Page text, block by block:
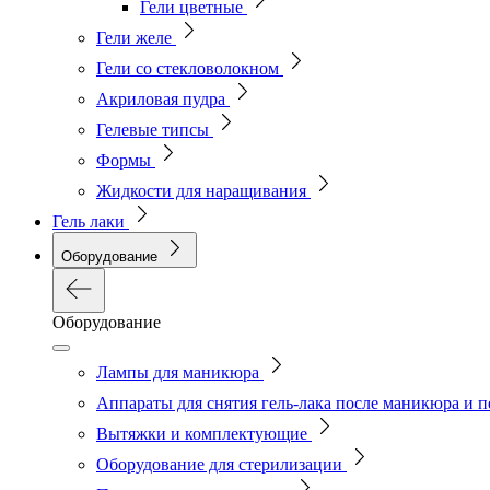
Гели цветные
Гели желе
Гели со стекловолокном
Акриловая пудра
Гелевые типсы
Формы
Жидкости для наращивания
Гель лаки
Оборудование
Оборудование
Лампы для маникюра
Аппараты для снятия гель-лака после маникюра и
Вытяжки и комплектующие
Оборудование для стерилизации